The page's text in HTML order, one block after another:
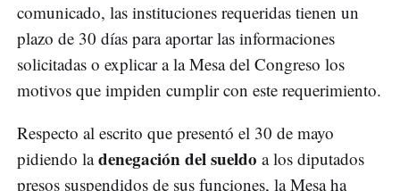
comunicado, las instituciones requeridas tienen un
plazo de 30 días para aportar las informaciones
solicitadas o explicar a la Mesa del Congreso los
motivos que impiden cumplir con este requerimiento.
Respecto al escrito que presentó el 30 de mayo
pidiendo ladenegación del sueldo a los diputados
presos suspendidos de sus funciones, la Mesa ha